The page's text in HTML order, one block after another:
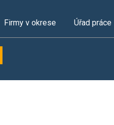
Firmy v okrese Úřad práce